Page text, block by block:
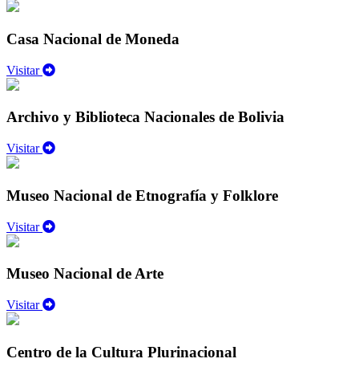
Casa Nacional de Moneda
Visitar
Archivo y Biblioteca Nacionales de Bolivia
Visitar
Museo Nacional de Etnografía y Folklore
Visitar
Museo Nacional de Arte
Visitar
Centro de la Cultura Plurinacional